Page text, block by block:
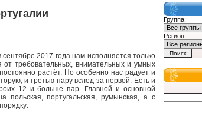
2017 года нам исполняется только
требовательных, внимательных и умных
растёт. Но особенно нас радует и
и третью пару вслед за первой. Есть и
12 и больше пар. Главной и основной
португальская, румынская, а с
Группа:
Регион: